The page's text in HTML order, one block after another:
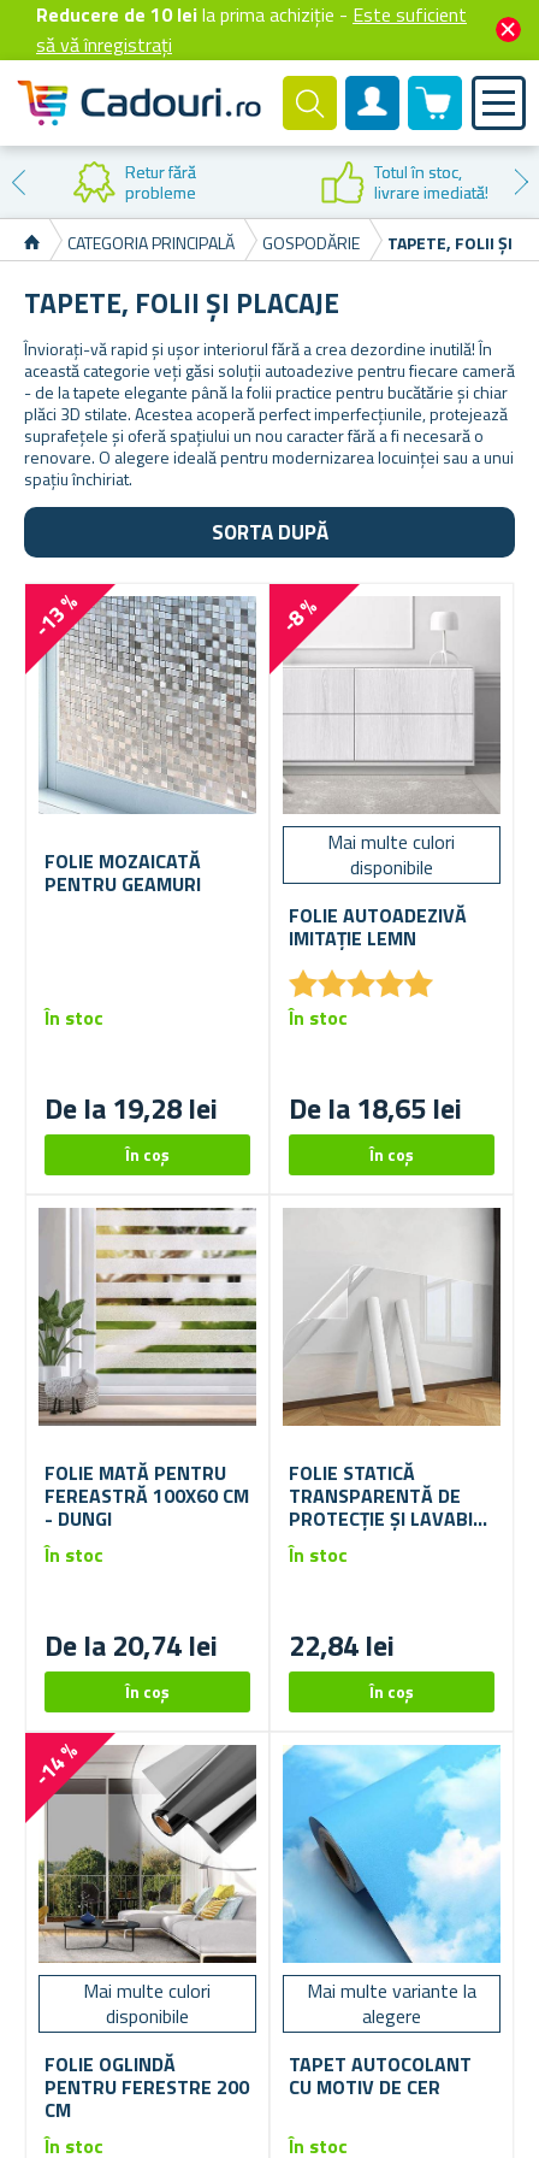
Reducere de 10 leila prima achiziție - Este suficient
să vă înregistrați
Cont client
0 produselor
Reducere la
prima cumpărare
CATEGORIA PRINCIPALĂ GOSPODĂRIE TAPETE, FOLII ȘI
TAPETE, FOLII ȘI PLACAJE
Înviorați-vă rapid și ușor interiorul fără a crea dezordine inutilă! În
această categorie veți găsi soluții autoadezive pentru fiecare cameră
- de la tapete elegante până la folii practice pentru bucătărie și chiar
plăci 3D stilate. Acestea acoperă perfect imperfecțiunile, protejează
suprafețele și oferă spațiului un nou caracter fără a fi necesară o
renovare. O alegere ideală pentru modernizarea locuinței sau a unui
spațiu închiriat.
SORTA DUPĂ
-13 %
FOLIE MOZAICATĂ
PENTRU GEAMURI
De la 19,28 lei
În stoc
-8 %
Mai multe culori
disponibile
FOLIE AUTOADEZIVĂ
IMITAȚIE LEMN
★★★★★
★★★★★
De la 18,65 lei
În stoc
FOLIE MATĂ PENTRU
FEREASTRĂ 100X60 CM
- DUNGI
De la 20,74 lei
În stoc
FOLIE STATICĂ
TRANSPARENTĂ DE
PROTECȚIE ȘI LAVABILĂ
PENTRU PERETE
60X200 CM
22,84 lei
În stoc
-14 %
Mai multe culori
disponibile
FOLIE OGLINDĂ
PENTRU FERESTRE 200
CM
În stoc
Mai multe variante la
alegere
TAPET AUTOCOLANT
CU MOTIV DE CER
În stoc